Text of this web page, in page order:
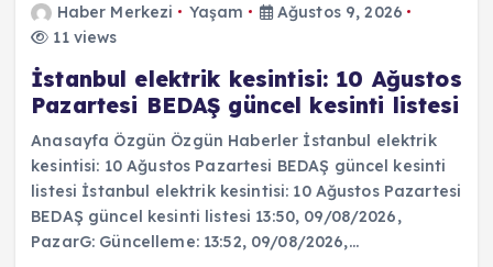
Haber Merkezi Yaşam
Ağustos 9, 2026
11 views
İstanbul elektrik kesintisi: 10 Ağustos
Pazartesi BEDAŞ güncel kesinti listesi
Anasayfa Özgün Özgün Haberler İstanbul elektrik
kesintisi: 10 Ağustos Pazartesi BEDAŞ güncel kesinti
listesi İstanbul elektrik kesintisi: 10 Ağustos Pazartesi
BEDAŞ güncel kesinti listesi 13:50, 09/08/2026,
PazarG: Güncelleme: 13:52, 09/08/2026,…